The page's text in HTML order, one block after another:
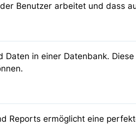
Benutzer arbeitet und dass
Daten in einer Datenbank.
Reports ermöglicht eine